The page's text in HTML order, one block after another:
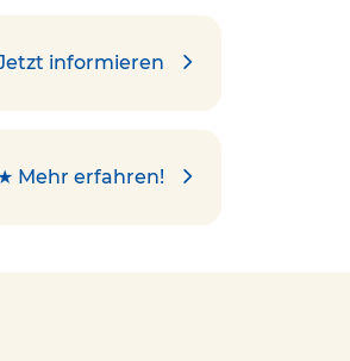
informieren
Mehr erfahren!